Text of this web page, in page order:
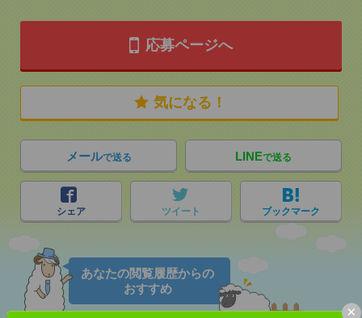
×
応募ページへ
気になる！
メールで送る LINEで送る
シェア ツイート ブックマーク
あなたの閲覧履歴からの
おすすめ